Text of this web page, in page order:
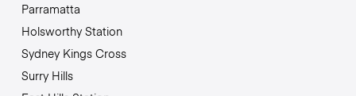
Parramatta
Holsworthy Station
Sydney Kings Cross
Surry Hills